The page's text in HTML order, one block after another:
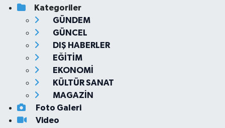
Kategoriler
GÜNDEM
GÜNCEL
DIŞ HABERLER
EĞİTİM
EKONOMİ
KÜLTÜR SANAT
MAGAZİN
Foto Galeri
Video